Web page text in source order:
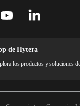
de Hytera
los productos y soluciones